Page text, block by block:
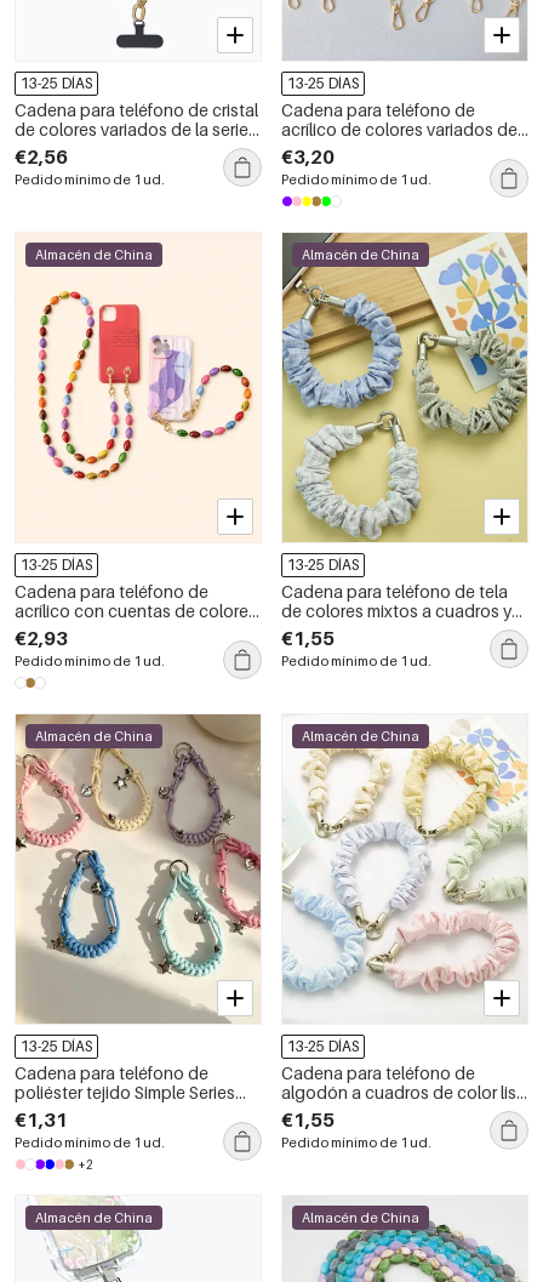
13-25 DÍAS
Cadena para teléfono de cristal
de colores variados de la serie
Simple Daily Key Beads
€2,56
Pedido mínimo de 1 ud.
13-25 DÍAS
Cadena para teléfono de
acrílico de colores variados de
la serie Simple Daily Beads
€3,20
Pedido mínimo de 1 ud.
Almacén de China
13-25 DÍAS
Cadena para teléfono de
acrílico con cuentas de colores
variados de la serie Simple
Casual Beads
€2,93
Pedido mínimo de 1 ud.
Almacén de China
13-25 DÍAS
Cadena para teléfono de tela
de colores mixtos a cuadros y
rayas de la serie Simple Daily
€1,55
Pedido mínimo de 1 ud.
Almacén de China
13-25 DÍAS
Cadena para teléfono de
poliéster tejido Simple Series
Daily Solid Color Twist Key Star
€1,31
Pedido mínimo de 1 ud.
+2
Almacén de China
13-25 DÍAS
Cadena para teléfono de
algodón a cuadros de color liso
de la serie Simple Daily
€1,55
Pedido mínimo de 1 ud.
Almacén de China Almacén de China